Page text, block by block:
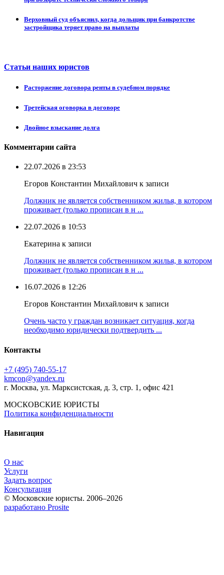
Верховный суд объяснил, когда дольщик при банкротстве
застройщика теряет право на выплаты
Статьи наших юристов
Расторжение договора ренты в судебном порядке
Третейская оговорка в договоре
Двойное взыскание долга
Комментарии сайта
22.07.2026 в 23:53
Егоров Константин Михайлович к записи
Должник не является собственником жилья, в котором
проживает (только прописан в н ...
22.07.2026 в 10:53
Екатерина к записи
Должник не является собственником жилья, в котором
проживает (только прописан в н ...
16.07.2026 в 12:26
Егоров Константин Михайлович к записи
Очень часто у граждан возникает ситуация, когда
необходимо юридически подтвердить ...
Контакты
+7 (495) 740‑55‑17
kmcon@yandex.ru
г. Москва, ул. Марксистская, д. 3, стр. 1, офис 421
МОСКОВСКИЕ ЮРИСТЫ
Политика конфиденциальности
Навигация
О нас
Услуги
Задать вопрос
Консультация
© Московские юристы. 2006–2026
разработано Prosite